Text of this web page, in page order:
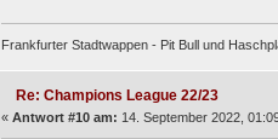
Frankfurter Stadtwappen - Pit Bull und
Re: Champions League 22/23
« Antwort #10 am: 14. September 2022,